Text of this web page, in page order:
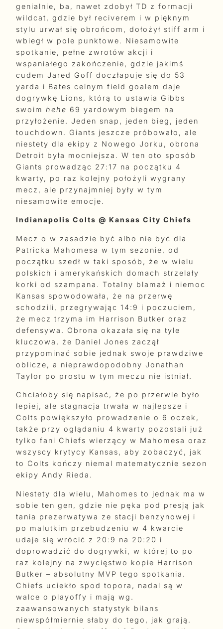
genialnie, ba, nawet zdobył TD z formacji
wildcat, gdzie był reciverem i w pięknym
stylu urwał się obrońcom, dołożył stiff arm i
wbiegł w pole punktowe. Niesamowite
spotkanie, pełne zwrotów akcji i
wspaniałego zakończenie, gdzie jakimś
cudem Jared Goff doczłapuje się do 53
yarda i Bates celnym field goalem daje
dogrywkę Lions, którą to ustawia Gibbs
swoim hehe 69 yardowym biegem na
przyłożenie. Jeden snap, jeden bieg, jeden
touchdown. Giants jeszcze próbowało, ale
niestety dla ekipy z Nowego Jorku, obrona
Detroit była mocniejsza. W ten oto sposób
Giants prowadząc 27:17 na początku 4
kwarty, po raz kolejny położyli wygrany
mecz, ale przynajmniej były w tym
niesamowite emocje.
Indianapolis Colts @ Kansas City Chiefs
Mecz o w zasadzie być albo nie być dla
Patricka Mahomesa w tym sezonie, od
początku szedł w taki sposób, że w wielu
polskich i amerykańskich domach strzelały
korki od szampana. Totalny blamaż i niemoc
Kansas spowodowała, że na przerwę
schodzili, przegrywając 14:9 i poczuciem,
że mecz trzyma im Harrison Butker oraz
defensywa. Obrona okazała się na tyle
kluczowa, że Daniel Jones zaczął
przypominać sobie jednak swoje prawdziwe
oblicze, a nieprawdopodobny Jonathan
Taylor po prostu w tym meczu nie istniał.
Chciałoby się napisać, że po przerwie było
lepiej, ale stagnacja trwała w najlepsze i
Colts powiększyło prowadzenie o 6 oczek,
także przy oglądaniu 4 kwarty pozostali już
tylko fani Chiefs wierzący w Mahomesa oraz
wszyscy krytycy Kansas, aby zobaczyć, jak
to Colts kończy niemal matematycznie sezon
ekipy Andy Rieda.
Niestety dla wielu, Mahomes to jednak ma w
sobie ten gen, gdzie nie pęka pod presją jak
tania prezerwatywa ze stacji benzynowej i
po malutkim przebudzeniu w 4 kwarcie
udaje się wrócić z 20:9 na 20:20 i
doprowadzić do dogrywki, w której to po
raz kolejny na zwycięstwo kopie Harrison
Butker – absolutny MVP tego spotkania.
Chiefs uciekło spod topora, nadal są w
walce o playoffy i mają wg.
zaawansowanych statystyk bilans
niewspółmiernie słaby do tego, jak grają.